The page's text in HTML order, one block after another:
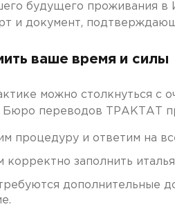
будущего проживания в
и документ,
ваше время и силы
можно столкнуться с
Бюро переводов ТРАКТАТ
процедуру и ответим на
корректно заполнить
дополнительные